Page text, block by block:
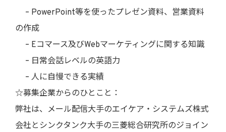
– PowerPoint等を使ったプレゼン資料、営業資料
の作成
– Eコマース及びWebマーケティングに関する知識
– 日常会話レベルの英語力
– 人に自慢できる実績
☆募集企業からのひとこと：
弊社は、メール配信大手のエイケア・システムズ株式
会社とシンクタンク大手の三菱総合研究所のジョイン